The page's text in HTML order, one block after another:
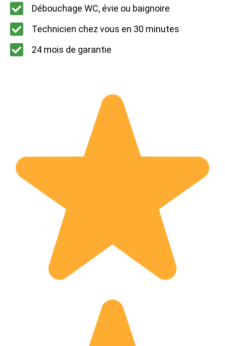
Débouchage WC, évie ou baignoire
Technicien chez vous en 30 minutes
24 mois de garantie